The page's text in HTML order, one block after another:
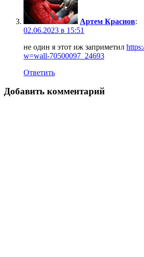
Артем Краснов:
02.06.2023 в 15:51
не один я этот иж заприметил
w=wall-70500097_24693
Ответить
Добавить комментарий